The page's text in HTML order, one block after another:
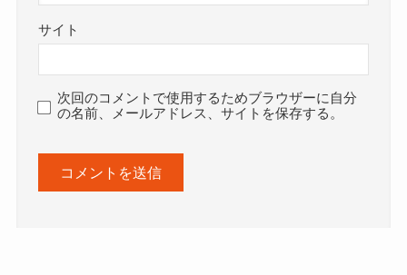
サイト
次回のコメントで使用するためブラウザーに自分
の名前、メールアドレス、サイトを保存する。